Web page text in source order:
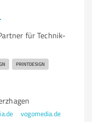
für Technik-
PRINTDESIGN
vogomedia.de